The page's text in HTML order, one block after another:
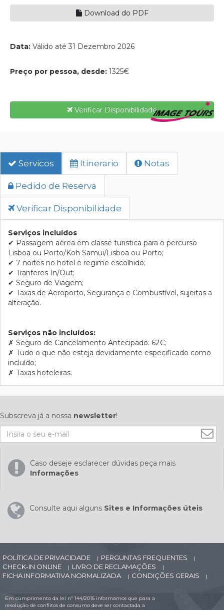
Download do PDF
Data: Válido até 31 Dezembro 2026
Preço por pessoa, desde: 1325€
Verificar Disponibilidade
Servicos Itinerario Notas
Pedido de Reserva
Verificar Disponibilidade
Serviços incluídos
✔ Passagem aérea em classe turistica para o percurso
Lisboa ou Porto/Koh Samui/Lisboa ou Porto;
✔ 7 noites no hotel e regime escolhido;
✔ Tranferes In/Out;
✔ Seguro de Viagem;
✔ Taxas de Aeroporto, Segurança e Combustível, sujeitas a
alteração.
Serviços não incluídos:
✗ Seguro de Cancelamento Antecipado: 62€;
✗ Tudo o que não esteja devidamente especificado como
incluído;
✗ Taxas hoteleiras.
Subscreva já a nossa newsletter!
Caso deseje esclarecer dúvidas peça mais
Informações
Consulte aqui alguns Sites e Informações úteis
POLÍTICA DE PRIVACIDADE | PERGUNTAS FREQUENTES |
CHECK-IN ONLINE | LIVRO DE RECLAMAÇÕES |
FICHA INFORMATIVA NORMALIZADA | CONDIÇÕES GERAIS |
Em cumprimento da lei nº 144/2015 informamos que para a
resolução de conflitos de consumo deve ser contactada a